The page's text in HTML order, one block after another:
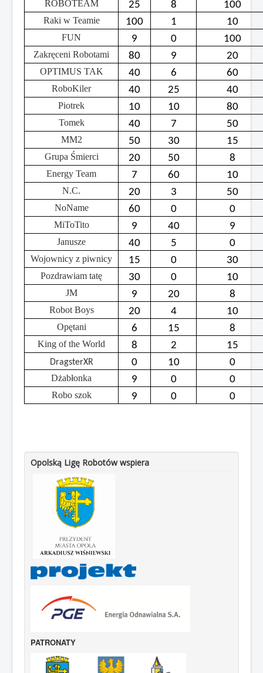
ROBOTEAM 25 8 100
Raki w Teamie 100 1 10
FUN 9 0 100
Zakręceni Robotami 80 9 20
OPTIMUS TAK 40 6 60
RoboKiler 40 25 40
Piotrek 10 10 80
Tomek 40 7 50
MM2 50 30 15
Grupa Śmierci 20 50 8
Energy Team 7 60 10
N.C. 20 3 50
NoName 60 0 0
MiToTito 9 40 9
Janusze 40 5 0
Wojownicy z piwnicy 15 0 30
Pozdrawiam tatę 30 0 10
JM 9 20 8
Robot Boys 20 4 10
Opętani 6 15 8
King of the World 8 2 15
DragsterXR 0 10 0
Dżabłonka 9 0 0
Robo szok 9 0 0
Opolską Ligę Robotów wspiera
PATRONATY